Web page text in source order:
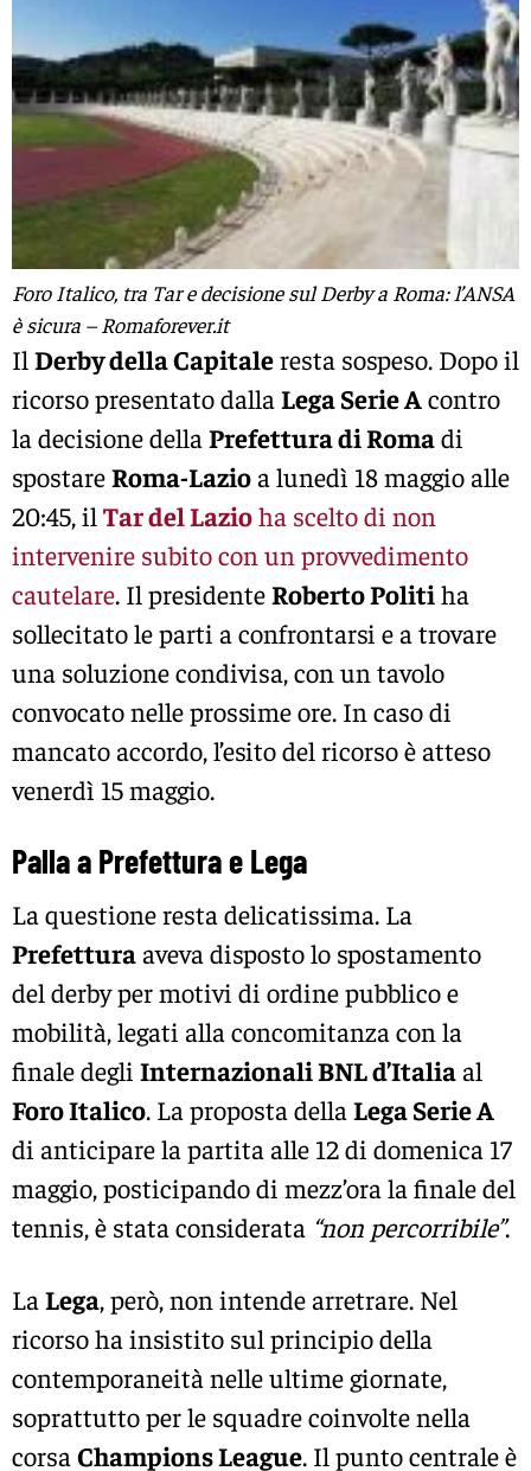
Foro Italico, tra Tar e decisione sul Derby a Roma: l’ANSA
è sicura – Romaforever.it
Il Derby della Capitaleresta sospeso. Dopo il
ricorso presentato dalla Lega Serie Acontro
la decisione della Prefettura di Romadi
spostareRoma-Lazioa lunedì 18 maggio alle
20:45, il Tar del Lazioha scelto di non
intervenire subito con un provvedimento
cautelare. Il presidenteRoberto Politiha
sollecitato le parti a confrontarsi e a trovare
una soluzione condivisa, con un tavolo
convocato nelle prossime ore. In caso di
mancato accordo, l’esito del ricorso è atteso
venerdì 15 maggio.
Palla a Prefettura e Lega
La questione resta delicatissima. La
Prefetturaaveva disposto lo spostamento
del derby per motivi di ordine pubblico e
mobilità, legati alla concomitanza con la
finale degli Internazionali BNL d’Italiaal
Foro Italico. La proposta della Lega Serie A
di anticipare la partita alle 12 di domenica 17
maggio, posticipando di mezz’ora la finale del
tennis, è stata considerata “non percorribile”.
La Lega, però, non intende arretrare. Nel
ricorso ha insistito sul principio della
contemporaneità nelle ultime giornate,
soprattutto per le squadre coinvolte nella
corsa Champions League. Il punto centrale è